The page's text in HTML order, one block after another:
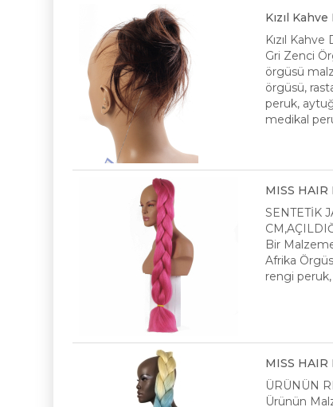
Kızıl
Kızıl
Gri Zenci
örgüsü
örgüsü,
peruk,
medikal
MISS HAIR
​SENTETİK
Bir
Afrika
rengi
MISS HAIR
ÜRÜNÜN
Ürünün